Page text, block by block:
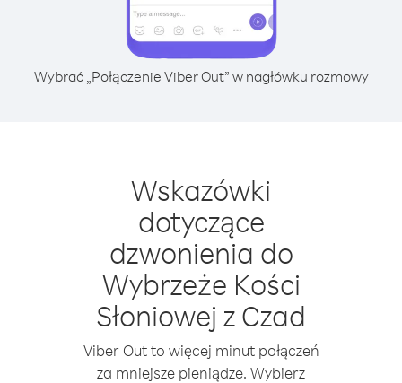
Wybrać „Połączenie Viber Out” w nagłówku rozmowy
Wskazówki
dotyczące
dzwonienia do
Wybrzeże Kości
Słoniowej z Czad
Viber Out to więcej minut połączeń
za mniejsze pieniądze. Wybierz